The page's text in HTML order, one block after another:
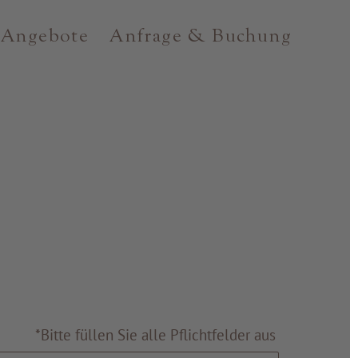
Angebote Anfrage & Buchung
*Bitte füllen Sie alle Pflichtfelder aus